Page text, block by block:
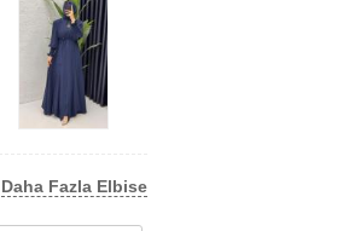
Daha Fazla Elbise